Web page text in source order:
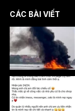
CÁC BÀI VIẾT